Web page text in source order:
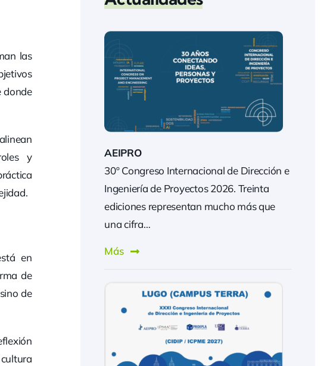
las
donde
y
en
de
de
AEIPRO
30º Congreso Internacional de Dirección e
Ingeniería de Proyectos 2026. Treinta
ediciones representan mucho más que
una cifra…
Más